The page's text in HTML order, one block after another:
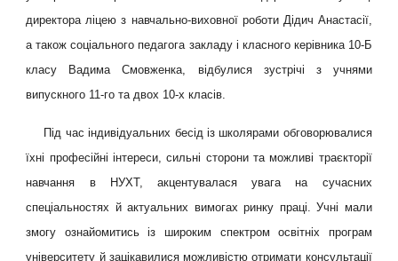
директора ліцею з навчально-виховної роботи Дідич Анастасії,
а також соціального педагога закладу і класного керівника 10-Б
класу Вадима Смовженка, відбулися зустрічі з учнями
випускного 11-го та двох 10-х класів.
Під час індивідуальних бесід із школярами обговорювалися
їхні професійні інтереси, сильні сторони та можливі траєкторії
навчання в НУХТ, акцентувалася увага на сучасних
спеціальностях й актуальних вимогах ринку праці. Учні мали
змогу ознайомитись із широким спектром освітніх програм
університету й зацікавилися можливістю отримати консультації